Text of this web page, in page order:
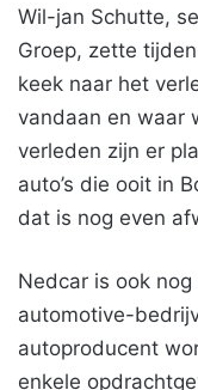
Wil-jan Schutte,
Groep, zette
keek naar het
vandaan en waar
verleden zijn er
auto’s die ooit in
dat is nog even
Nedcar is ook
automotive-
autoproducent
enkele